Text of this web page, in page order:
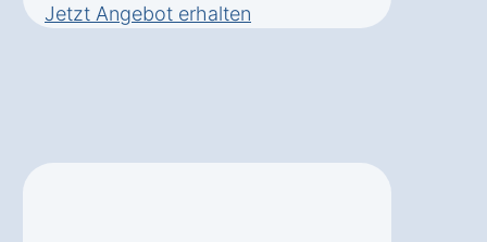
Jetzt Angebot erhalten